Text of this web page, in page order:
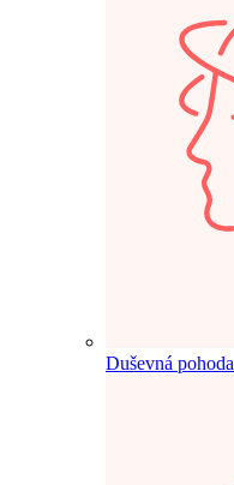
Duševná pohoda